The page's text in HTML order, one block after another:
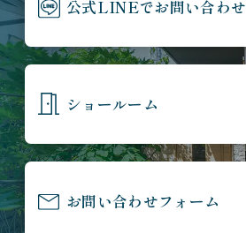
公式LINEでお問い合わせ
ショールーム
お問い合わせフォーム